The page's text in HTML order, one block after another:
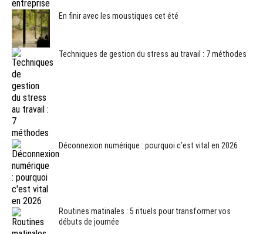
En finir avec les moustiques cet été
Techniques de gestion du stress au travail : 7 méthodes
Déconnexion numérique : pourquoi c’est vital en 2026
Routines matinales : 5 rituels pour transformer vos
débuts de journée